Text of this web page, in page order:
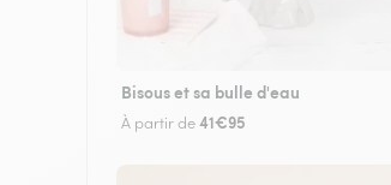
Bisous et sa bulle d'eau
À partir de41€95